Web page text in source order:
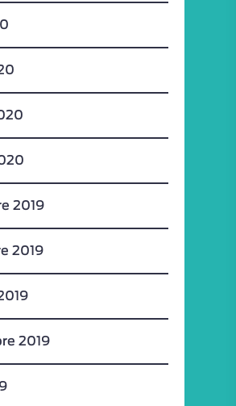
2019
2019
2019